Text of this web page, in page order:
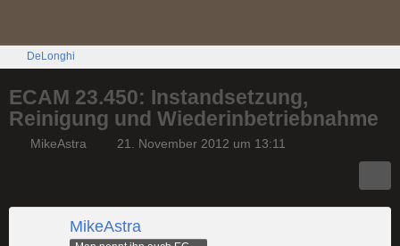
DeLonghi
ECAM 23.450: Instandsetzung,
Reinigung und Wiederinbetriebnahme
MikeAstra 21. November 2012 um 13:11
MikeAstra